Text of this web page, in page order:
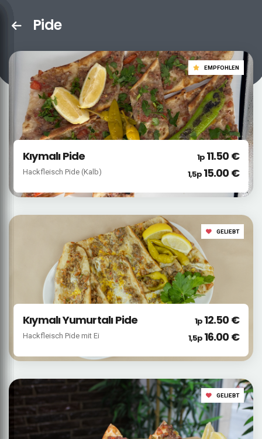
Pide
EMPFOHLEN
Kıymalı Pide
Hackfleisch Pide (Kalb)
1p 11.50 €
1,5p 15.00 €
GELIEBT
Kıymalı Yumurtalı Pide
Hackfleisch Pide mit Ei
1p 12.50 €
1,5p 16.00 €
GELIEBT